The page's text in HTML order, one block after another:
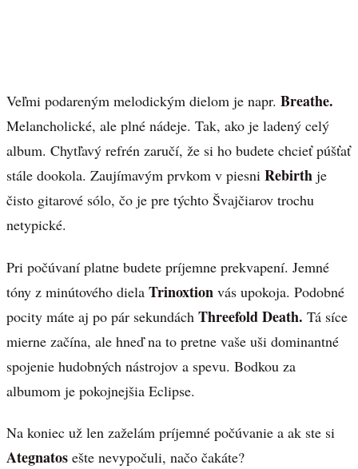
Veľmi podareným melodickým dielom je napr. Breathe.
Melancholické, ale plné nádeje. Tak, ako je ladený celý
album. Chytľavý refrén zaručí, že si ho budete chcieť púšťať
stále dookola. Zaujímavým prvkom v piesni Rebirth je
čisto gitarové sólo, čo je pre týchto Švajčiarov trochu
netypické.
Pri počúvaní platne budete príjemne prekvapení. Jemné
tóny z minútového diela Trinoxtion vás upokoja. Podobné
pocity máte aj po pár sekundách Threefold Death. Tá síce
mierne začína, ale hneď na to pretne vaše uši dominantné
spojenie hudobných nástrojov a spevu. Bodkou za
albumom je pokojnejšia Eclipse.
Na koniec už len zaželám príjemné počúvanie a ak ste si
Ategnatos ešte nevypočuli, načo čakáte?